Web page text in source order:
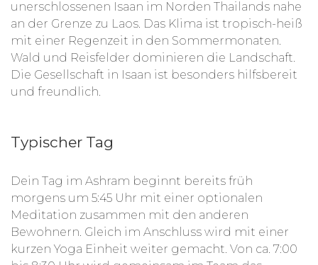
von Volunteers gebraucht.Bei einem längeren
Aufenthalt kannst du gerne eigene Projekte und
Ideen vorschlagen und umsetzten.
Zwischen den Aufgaben kannst du dich mit
mehreren Yoga- und Meditationseinheiten von
der Arbeit erholen.
Lebensweise kennen. Du erfährst Methoden, um
sie auch zu Hause umzusetzen. In dem
entspannenden Setting stärkst du deine
Verbundenheit mit der Natur, kommst zur Ruhe
und findest zu dir selbst. Wissen aus den
verschiedenen Lehr-, Meditations- und
unerschlossenen Isaan im Norden Thailands nahe
an der Grenze zu Laos. Das Klima ist tropisch-heiß
mit einer Regenzeit in den Sommermonaten.
Wald und Reisfelder dominieren die Landschaft.
Die Gesellschaft in Isaan ist besonders hilfsbereit
und freundlich.
Typischer Tag
Dein Tag im Ashram beginnt bereits früh
morgens um 5:45 Uhr mit einer optionalen
Meditation zusammen mit den anderen
Bewohnern. Gleich im Anschluss wird mit einer
kurzen Yoga Einheit weiter gemacht. Von ca. 7:00